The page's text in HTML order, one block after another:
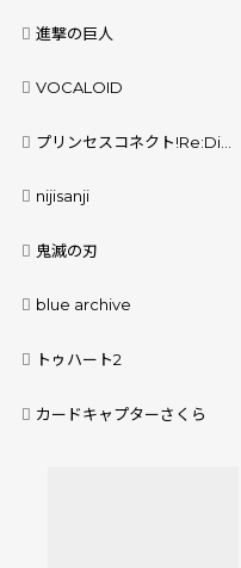
進撃の巨人
VOCALOID
プリンセスコネクト!Re:Dive
nijisanji
鬼滅の刃
blue archive
トゥハート2
カードキャプターさくら